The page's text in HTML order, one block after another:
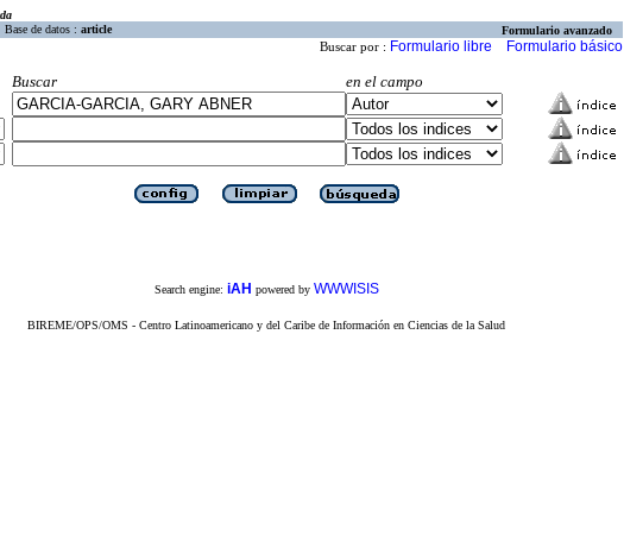
Base de datos : article Formulario avanzado
Buscar por : Formulario libre Formulario básico
Buscar
en el campo
Search engine: iAH powered by WWWISIS
BIREME/OPS/OMS - Centro Latinoamericano y del Caribe de Información en Ciencias de la Salud